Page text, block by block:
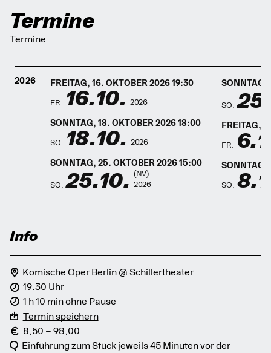
Termine
Termine
2026 FREITAG, 16. OKTOBER 2026 19:30
FR. 16.10. 2026
SONNTAG, 18. OKTOBER 2026 18:00
SO. 18.10. 2026
SONNTAG, 25. OKTOBER 2026 15:00
SO. 25.10. 2026
(NV)
SONNTAG,
SO.
FREITAG,
FR.
SONNTAG,
SO.
Info
Komische Oper Berlin @ Schillertheater
19.30 Uhr
1 h 10 min ohne Pause
Termin speichern
8,50 – 98,00
Einführung zum Stück jeweils 45 Minuten vor der